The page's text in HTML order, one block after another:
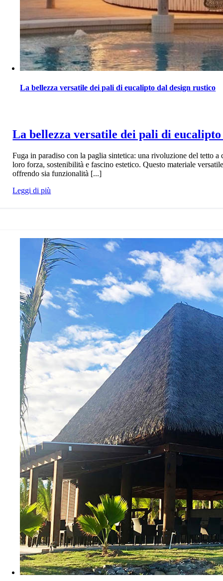
La bellezza versatile dei pali di eucalipto dal design rustico
La bellezza versatile dei pali di
Fuga in paradiso con la paglia sintetica: una rivoluzione del tetto
loro forza, sostenibilità e fascino estetico. Questo materiale
offrendo sia funzionalità [...]
Leggi di più